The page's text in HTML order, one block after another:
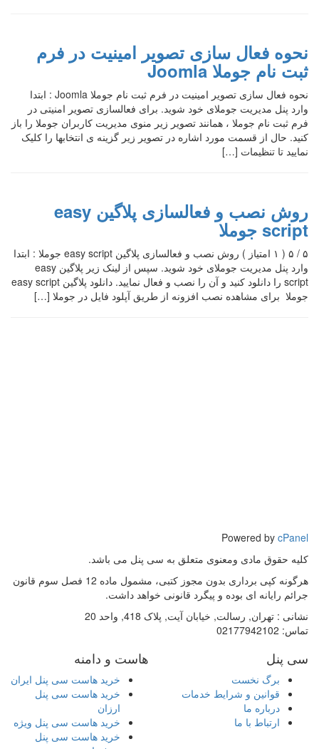
نحوه فعال سازی تصویر امینیت در فرم
ثبت نام جوملا Joomla
نحوه فعال سازی تصویر امینیت در فرم ثبت نام جوملا Joomla : ابتدا
وارد پنل مدیریت جوملای خود شوید. برای فعالسازی تصویر امنیتی در
فرم ثبت نام جوملا ، همانند تصویر زیر منوی مدیریت کاربران جوملا را باز
کنید. حال از قسمت مورد اشاره در تصویر زیر گزینه ی انتخابها را کلیک
نمایید تا تنظیمات […]
روش نصب و فعالسازی پلاگین easy
script جوملا
۵ / ۵ ( ۱ امتیاز ) روش نصب و فعالسازی پلاگین easy script جوملا : ابتدا
وارد پنل مدیریت جوملای خود شوید. سپس از لینک زیر پلاگین easy
script را دانلود کنید و آن را نصب و فعال نمایید. دانلود پلاگین easy script
جوملا برای مشاهده نصب افزونه از طریق آپلود فایل در جوملا […]
Powered by cPanel
کلیه حقوق مادی ومعنوی متعلق به سی پنل می باشد.
هرگونه کپی برداری بدون مجوز کتبی، مشمول ماده 12 فصل سوم قانون
جرائم رایانه ای بوده و پیگرد قانونی خواهد داشت.
نشانی : تهران, رسالت, خیابان آیت, پلاک 418, واحد 20
تماس:
سی پنل
برگ نخست
قوانین و شرایط خدمات
درباره ما
ارتباط با ما
هاست و دامنه
خرید هاست سی پنل ایران
خرید هاست سی پنل
ارزان
خرید هاست سی پنل ویژه
خرید هاست سی پنل